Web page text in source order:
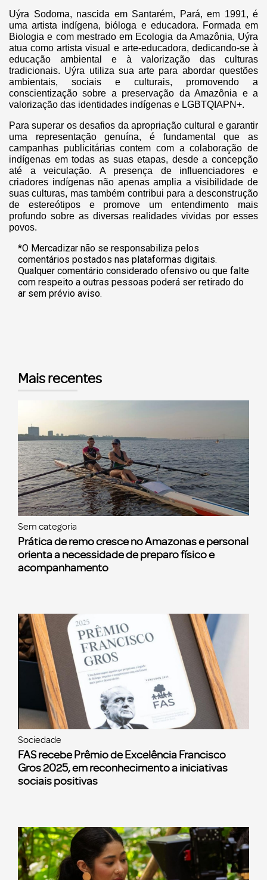
Uýra Sodoma, nascida em Santarém, Pará, em 1991, é
uma artista indígena, bióloga e educadora. Formada em
Biologia e com mestrado em Ecologia da Amazônia, Uýra
atua como artista visual e arte-educadora, dedicando-se à
educação ambiental e à valorização das culturas
tradicionais. Uýra utiliza sua arte para abordar questões
ambientais, sociais e culturais, promovendo a
conscientização sobre a preservação da Amazônia e a
valorização das identidades indígenas e LGBTQIAPN+.
Para superar os desafios da apropriação cultural e garantir
uma representação genuína, é fundamental que as
campanhas publicitárias contem com a colaboração de
indígenas em todas as suas etapas, desde a concepção
até a veiculação. A presença de influenciadores e
criadores indígenas não apenas amplia a visibilidade de
suas culturas, mas também contribui para a desconstrução
de estereótipos e promove um entendimento mais
profundo sobre as diversas realidades vividas por esses
povos.
*O Mercadizar não se responsabiliza pelos
comentários postados nas plataformas digitais.
Qualquer comentário considerado ofensivo ou que falte
com respeito a outras pessoas poderá ser retirado do
ar sem prévio aviso.
Mais recentes
Sem categoria
Prática de remo cresce no Amazonas e personal
orienta a necessidade de preparo físico e
acompanhamento
Sociedade
FAS recebe Prêmio de Excelência Francisco
Gros 2025, em reconhecimento a iniciativas
sociais positivas